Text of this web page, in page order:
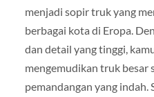
menjadi sopir truk yang
berbagai kota di Eropa.
dan detail yang tinggi,
mengemudikan truk besar
pemandangan yang indah.